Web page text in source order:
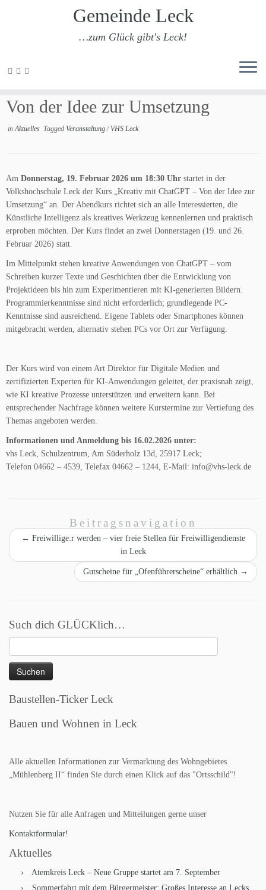
Zum
Gemeinde Leck
…zum Glück gibt's Leck!
Von der Idee zur Umsetzung
inAktuelles Tagged Veranstaltung/VHS Leck
Am Donnerstag, 19. Februar 2026 um 18:30 Uhr startet in der
Volkshochschule Leck der Kurs „Kreativ mit ChatGPT – Von der Idee zur
Umsetzung“ an. Der Abendkurs richtet sich an alle Interessierten, die
Künstliche Intelligenz als kreatives Werkzeug kennenlernen und praktisch
erproben möchten. Der Kurs findet an zwei Donnerstagen (19. und 26.
Februar 2026) statt.
Im Mittelpunkt stehen kreative Anwendungen von ChatGPT – vom
Schreiben kurzer Texte und Geschichten über die Entwicklung von
Projektideen bis hin zum Experimentieren mit KI-generierten Bildern.
Programmierkenntnisse sind nicht erforderlich; grundlegende PC-
Kenntnisse sind ausreichend. Eigene Tablets oder Smartphones können
mitgebracht werden, alternativ stehen PCs vor Ort zur Verfügung.
Der Kurs wird von einem Art Direktor für Digitale Medien und
zertifizierten Experten für KI-Anwendungen geleitet, der praxisnah zeigt,
wie KI kreative Prozesse unterstützen und erweitern kann. Bei
entsprechender Nachfrage können weitere Kurstermine zur Vertiefung des
Themas angeboten werden.
Informationen und Anmeldung bis 16.02.2026 unter:
vhs Leck, Schulzentrum, Am Süderholz 13d, 25917 Leck;
Telefon 04662 – 4539, Telefax 04662 – 1244, E-Mail: info@vhs-leck.de
Beitragsnavigation
← Freiwillige:r werden – vier freie Stellen für Freiwilligendienste
in Leck
Gutscheine für „Ofenführerscheine“ erhältlich →
Such dich GLÜCKlich…
nach:
Baustellen-Ticker Leck
Bauen und Wohnen in Leck
Alle aktuellen Informationen zur Vermarktung des Wohngebietes
„Mühlenberg II“ finden Sie durch einen Klick auf das "Ortsschild"!
Nutzen Sie für alle Anfragen und Mitteilungen gerne unser
Kontaktformular!
Aktuelles
Atemkreis Leck – Neue Gruppe startet am 7. September
Sommerfahrt mit dem Bürgermeister: Großes Interesse an Lecks